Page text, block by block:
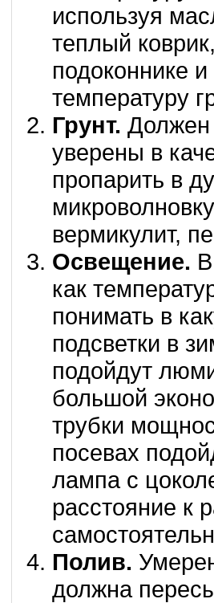
используя
теплый
подоконнике и
температуру
Грунт.
уверены в
пропарить в
вермикулит,
Освещение.
как
понимать в
подсветки в
подойдут
большой
трубки
посевах
лампа с
расстояние к
Полив.
должна